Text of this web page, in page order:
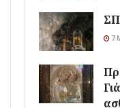
7